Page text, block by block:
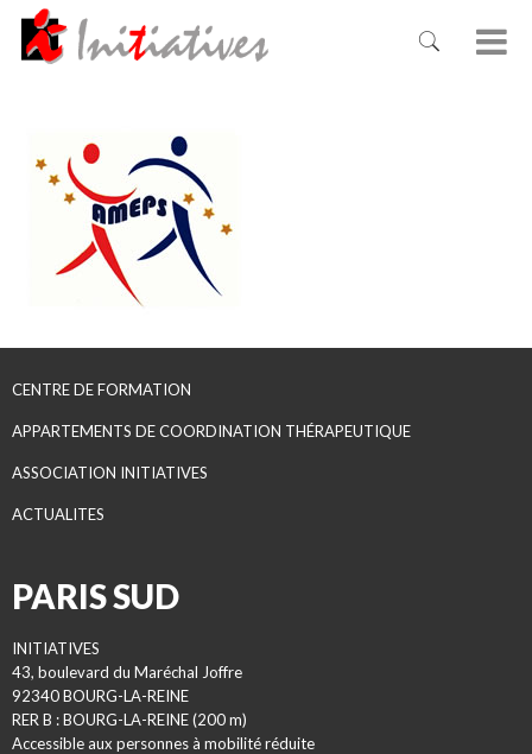
CENTRE DE FORMATION
APPARTEMENTS DE COORDINATION THÉRAPEUTIQUE
ASSOCIATION INITIATIVES
ACTUALITES
PARIS SUD
INITIATIVES
43, boulevard du Maréchal Joffre
92340 BOURG-LA-REINE
RER B : BOURG-LA-REINE (200 m)
Accessible aux personnes à mobilité réduite